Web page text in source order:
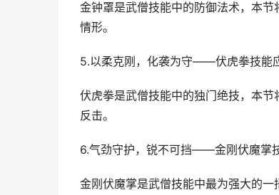
金钟罩是武僧技能中的防御法术，本
情形。
5.以柔克刚，化袭为守——伏虎拳技能
伏虎拳是武僧技能中的独门绝技，本
反击。
6.气劲守护，锐不可挡——金刚伏魔掌
金刚伏魔掌是武僧技能中最为强大的